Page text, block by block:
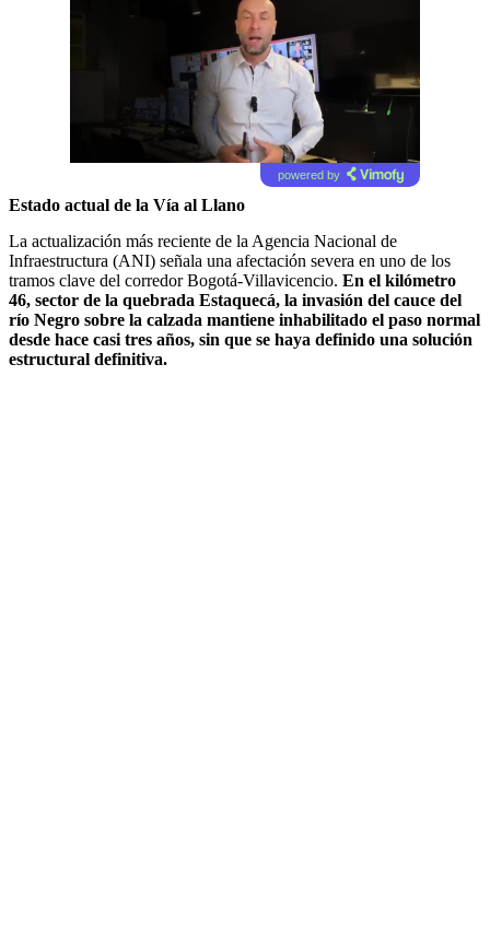
powered by
Estado actual de la Vía al Llano
La actualización más reciente de la Agencia Nacional de
Infraestructura (ANI) señala una afectación severa en uno de los
tramos clave del corredor Bogotá-Villavicencio. En el kilómetro
46, sector de la quebrada Estaquecá, la invasión del cauce del
río Negro sobre la calzada mantiene inhabilitado el paso normal
desde hace casi tres años, sin que se haya definido una solución
estructural definitiva.